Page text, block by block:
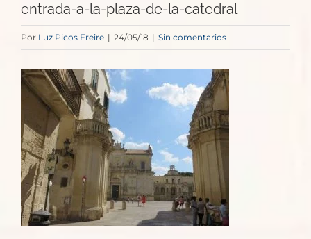
entrada-a-la-plaza-de-la-catedral
Por Luz Picos Freire | 24/05/18 | Sin comentarios